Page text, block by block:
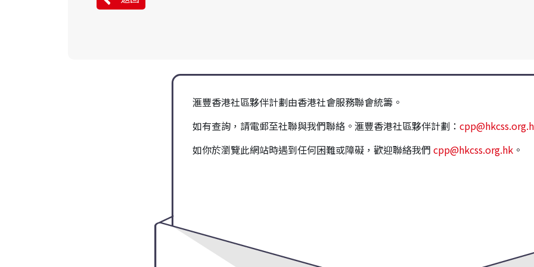
滙豐香港社區夥伴計劃由香港社會服務聯會統籌。
如有查詢，請電郵至社聯與我們聯絡。滙豐香港社區夥伴計劃：
如你於瀏覽此網站時遇到任何困難或障礙，歡迎聯絡我們 cpp@hkcss.org.hk。